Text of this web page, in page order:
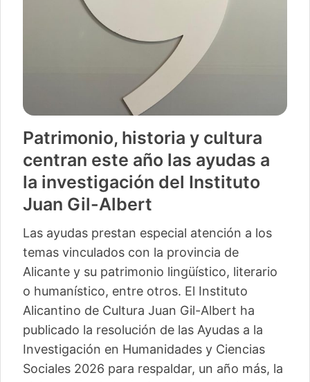
Patrimonio, historia y cultura
centran este año las ayudas a
la investigación del Instituto
Juan Gil-Albert
Las ayudas prestan especial atención a los
temas vinculados con la provincia de
Alicante y su patrimonio lingüístico, literario
o humanístico, entre otros. El Instituto
Alicantino de Cultura Juan Gil-Albert ha
publicado la resolución de las Ayudas a la
Investigación en Humanidades y Ciencias
Sociales 2026 para respaldar, un año más, la